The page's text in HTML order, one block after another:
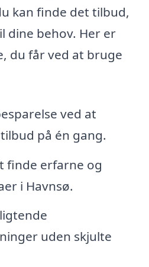
kan finde det tilbud,
dine behov. Her er
du får ved at bruge
ved at
på én gang.
finde erfarne og
i Havnsø.
uden skjulte